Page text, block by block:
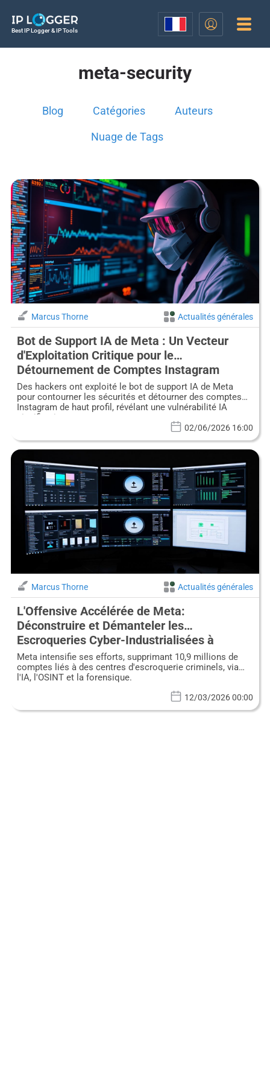
Best IP Logger & IP Tools
meta-security
Blog Catégories Auteurs
Nuage de Tags
Marcus Thorne Actualités générales
Bot de Support IA de Meta : Un Vecteur
d'Exploitation Critique pour le
Détournement de Comptes Instagram
Majeurs
Des hackers ont exploité le bot de support IA de Meta
pour contourner les sécurités et détourner des comptes
Instagram de haut profil, révélant une vulnérabilité IA
significative.
02/06/2026 16:00
Marcus Thorne Actualités générales
L'Offensive Accélérée de Meta:
Déconstruire et Démanteler les
Escroqueries Cyber-Industrialisées à
Grande Échelle
Meta intensifie ses efforts, supprimant 10,9 millions de
comptes liés à des centres d'escroquerie criminels, via
l'IA, l'OSINT et la forensique.
12/03/2026 00:00